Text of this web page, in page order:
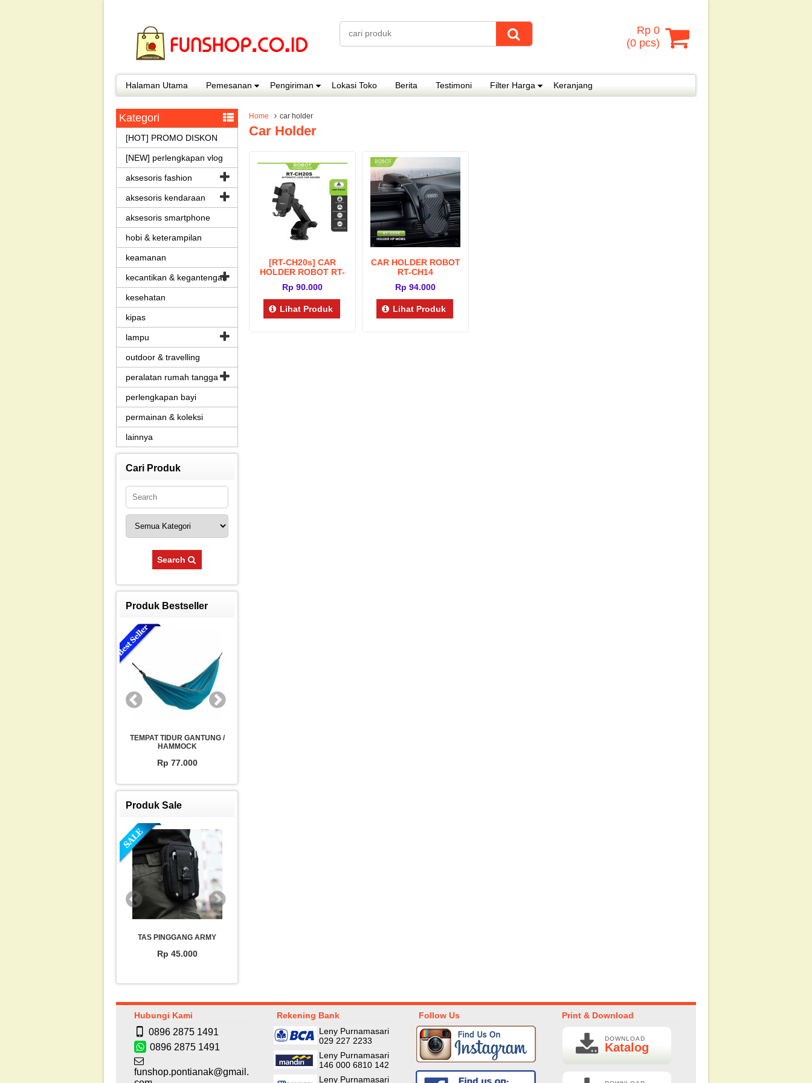
Rp 0
(0 pcs)
Halaman Utama Pemesanan Pengiriman Lokasi Toko Berita Testimoni Filter Harga Keranjang
Home car holder
Car Holder
[RT-CH20s] CAR
HOLDER ROBOT RT-
Rp 90.000
Lihat Produk
CAR HOLDER ROBOT
RT-CH14
Rp 94.000
Lihat Produk
Kategori
[HOT] PROMO DISKON
[NEW] perlengkapan vlog
aksesoris fashion
aksesoris kendaraan
aksesoris smartphone
hobi & keterampilan
keamanan
kecantikan & kegantengan
kesehatan
kipas
lampu
outdoor & travelling
peralatan rumah tangga
perlengkapan bayi
permainan & koleksi
lainnya
Cari Produk
Search
Produk Bestseller
TEMPAT TIDUR GANTUNG /
HAMMOCK
Rp 77.000
Produk Sale
TAS PINGGANG ARMY
Rp 45.000
Hubungi Kami
0896 2875 1491
0896 2875 1491
funshop.pontianak@gmail.
Rekening Bank
Leny Purnamasari
029 227 2233
Leny Purnamasari
146 000 6810 142
Leny Purnamasari
Follow Us Print & Download
DOWNLOAD
Katalog